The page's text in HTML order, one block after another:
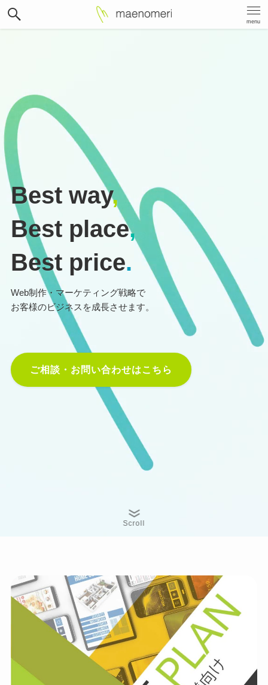
menu
Best way,
Best place,
Best price.
Web制作・マーケティング戦略で
お客様のビジネスを成長させます。
ご相談・お問い合わせはこちら
Scroll